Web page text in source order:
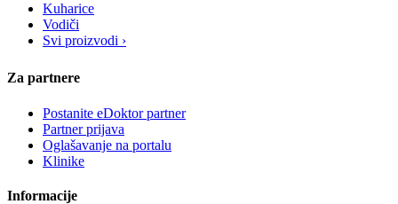
Kuharice
Vodiči
Svi proizvodi ›
Za partnere
Postanite eDoktor partner
Partner prijava
Oglašavanje na portalu
Klinike
Informacije